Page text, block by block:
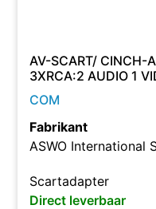
AV-SCART/ CINCH-
3XRCA:2 AUDIO 1
COM
Fabrikant
ASWO International
Scartadapter
Direct leverbaar